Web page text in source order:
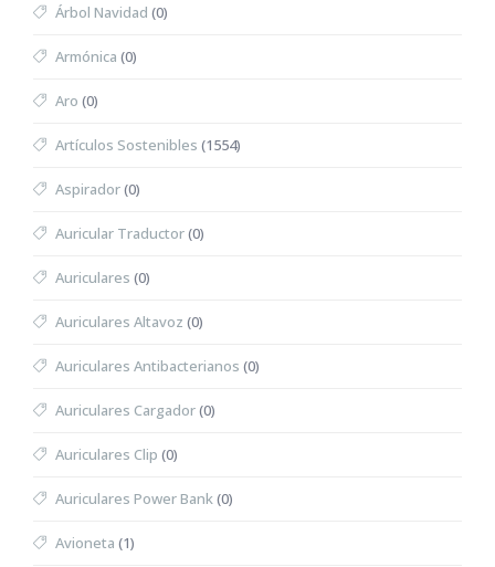
Árbol Navidad (0)
Armónica (0)
Aro (0)
Artículos Sostenibles (1554)
Aspirador(0)
Auricular Traductor(0)
Auriculares (0)
Auriculares Altavoz (0)
Auriculares Antibacterianos (0)
Auriculares Cargador(0)
Auriculares Clip (0)
Auriculares Power Bank (0)
Avioneta (1)